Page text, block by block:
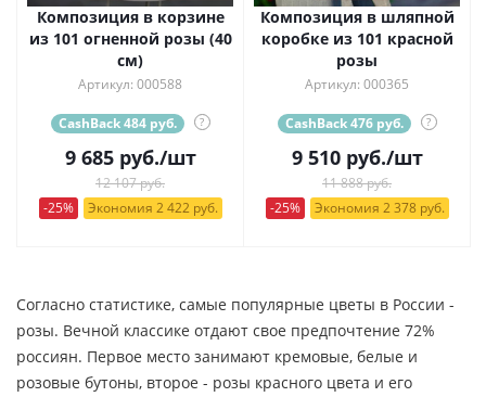
Композиция в корзине
из 101 огненной розы (40
см)
Артикул: 000588
CashBack 484 руб. ?
9 685руб./шт
12 107 руб.
-25%
Экономия 2 422 руб.
Композиция в шляпной
коробке из 101 красной
розы
Артикул: 000365
CashBack 476 руб. ?
9 510руб./шт
11 888 руб.
-25%
Экономия 2 378 руб.
Согласно статистике, самые популярные цветы в России -
розы. Вечной классике отдают свое предпочтение 72%
россиян. Первое место занимают кремовые, белые и
розовые бутоны, второе - розы красного цвета и его